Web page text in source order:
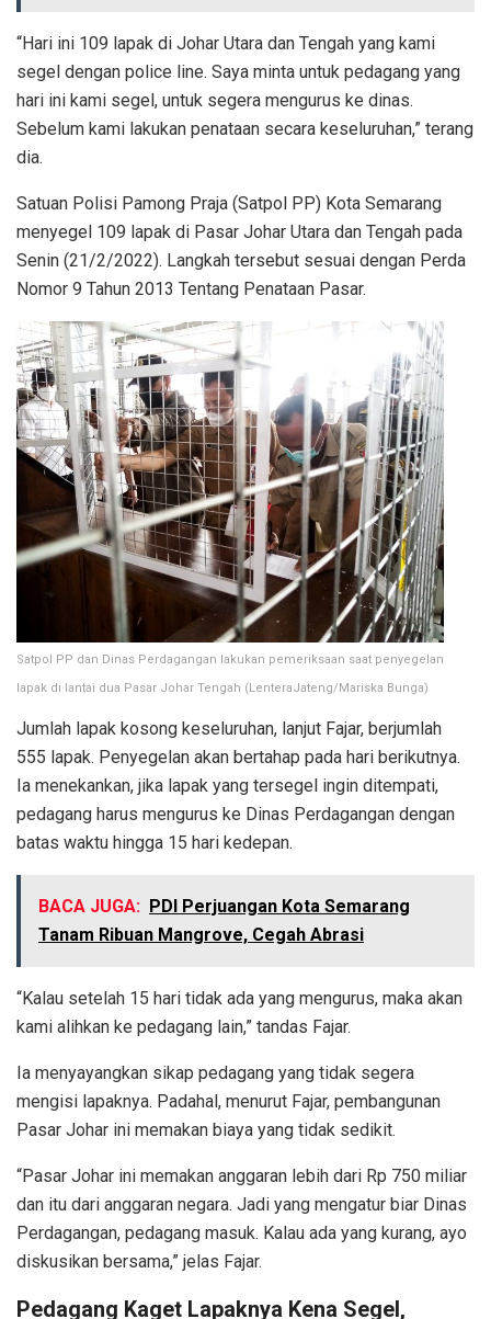
“Hari ini 109 lapak di Johar Utara dan Tengah yang kami
segel dengan police line. Saya minta untuk pedagang yang
hari ini kami segel, untuk segera mengurus ke dinas.
Sebelum kami lakukan penataan secara keseluruhan,” terang
dia.
Satuan Polisi Pamong Praja (Satpol PP) Kota Semarang
menyegel 109 lapak di Pasar Johar Utara dan Tengah pada
Senin (21/2/2022). Langkah tersebut sesuai dengan Perda
Nomor 9 Tahun 2013 Tentang Penataan Pasar.
Satpol PP dan Dinas Perdagangan lakukan pemeriksaan saat penyegelan
lapak di lantai dua Pasar Johar Tengah (LenteraJateng/Mariska Bunga)
Jumlah lapak kosong keseluruhan, lanjut Fajar, berjumlah
555 lapak. Penyegelan akan bertahap pada hari berikutnya.
Ia menekankan, jika lapak yang tersegel ingin ditempati,
pedagang harus mengurus ke Dinas Perdagangan dengan
batas waktu hingga 15 hari kedepan.
BACA JUGA: PDI Perjuangan Kota Semarang
Tanam Ribuan Mangrove, Cegah Abrasi
“Kalau setelah 15 hari tidak ada yang mengurus, maka akan
kami alihkan ke pedagang lain,” tandas Fajar.
Ia menyayangkan sikap pedagang yang tidak segera
mengisi lapaknya. Padahal, menurut Fajar, pembangunan
Pasar Johar ini memakan biaya yang tidak sedikit.
“Pasar Johar ini memakan anggaran lebih dari Rp 750 miliar
dan itu dari anggaran negara. Jadi yang mengatur biar Dinas
Perdagangan, pedagang masuk. Kalau ada yang kurang, ayo
diskusikan bersama,” jelas Fajar.
Pedagang Kaget Lapaknya Kena Segel,